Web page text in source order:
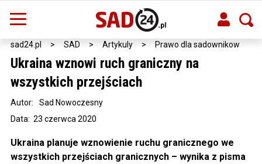
sad24.pl > SAD > Artykuly > Prawo dla sadownikow
Ukraina wznowi ruch graniczny na
wszystkich przejściach
Data: 23 czerwca 2020
Autor: Sad Nowoczesny
Ukraina planuje wznowienie ruchu granicznego we
wszystkich przejściach granicznych – wynika z pisma